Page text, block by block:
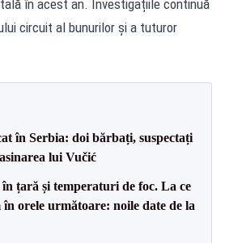
în acest an. Investigațiile continuă
circuit al bunurilor și a tuturor
în Serbia: doi bărbați, suspectați
lui Vučić
țară și temperaturi de foc. La ce
în orele următoare: noile date de la